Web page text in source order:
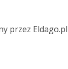
przez Eldago.pl